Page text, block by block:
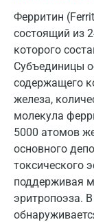
Ферритин
состоящий из
которого
Субъединицы
содержащего
железа,
молекула
5000 атомов
основного
токсического
поддерживая
эритропоэза.
Москва
Санкт-
Нижний
Казань
Армавир